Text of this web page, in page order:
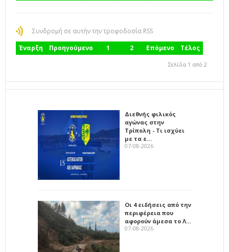
Συνδρομή σε αυτήν την τροφοδοσία RSS
Έναρξη
Προηγούμενο 1 2 Επόμενο Τέλος
Σελίδα 1 από 2
Διεθνής φιλικός
αγώνας στην
Τρίπολη - Τι ισχύει
με τα ε…
07-08-2026
Οι 4 ειδήσεις από την
περιφέρεια που
αφορούν άμεσα το Λ…
07-08-2026